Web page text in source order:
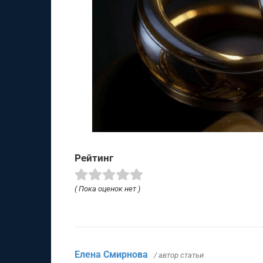
Рейтинг
( Пока оценок нет )
Елена Смирнова / автор статьи